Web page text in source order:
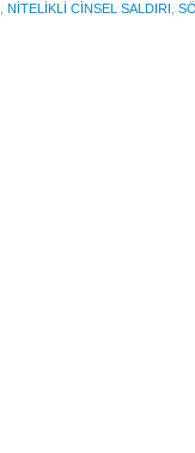
NITELIKLI CINSEL SALDIRI